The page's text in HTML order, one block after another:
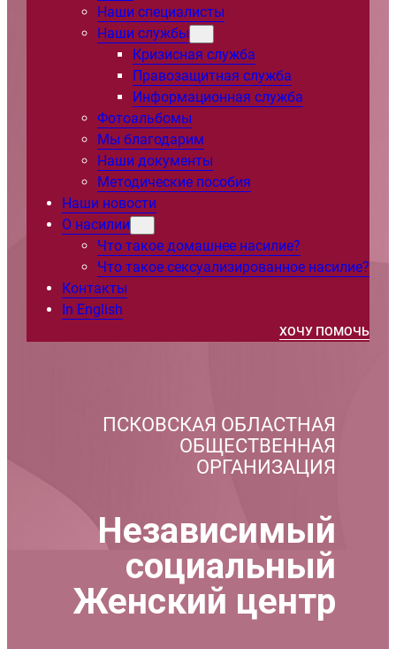
Наши специалисты
Наши службы
Кризисная служба
Правозащитная служба
Информационная служба
Фотоальбомы
Мы благодарим
Наши документы
Методические пособия
Наши новости
О насилии
Что такое домашнее насилие?
Что такое сексуализированное насилие?
Контакты
In English
ХОЧУ ПОМОЧЬ
ПСКОВСКАЯ ОБЛАСТНАЯ
ОБЩЕСТВЕННАЯ
ОРГАНИЗАЦИЯ
Независимый
социальный
Женский центр